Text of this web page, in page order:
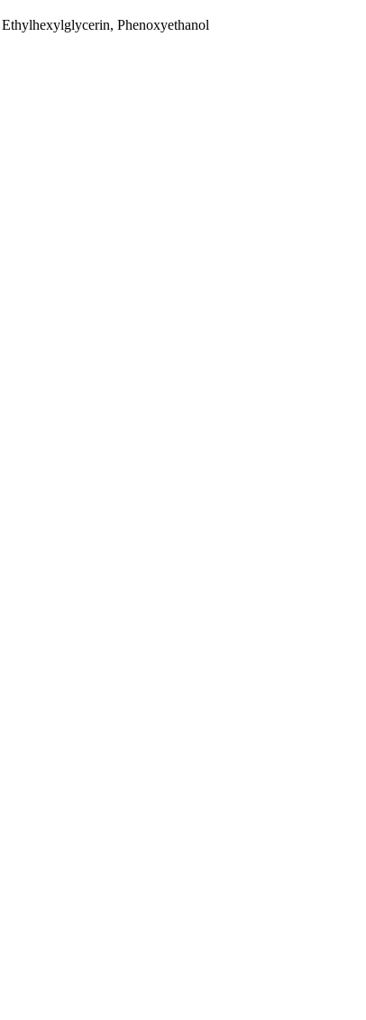
Phenoxyethanol